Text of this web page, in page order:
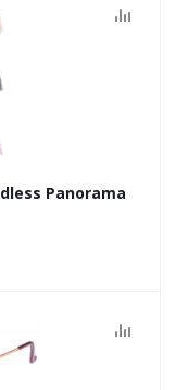
Panorama